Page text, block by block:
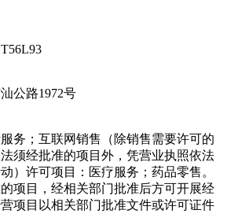
公路1972号
务；互联网销售（除销售需要许可的
须经批准的项目外，凭营业执照依法
）许可项目：医疗服务；药品零售。
的项目，经相关部门批准后方可开展经
项目以相关部门批准文件或许可证件